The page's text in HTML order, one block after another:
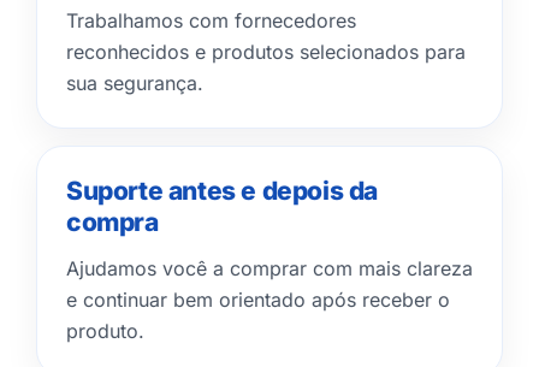
Trabalhamos com fornecedores
reconhecidos e produtos selecionados para
sua segurança.
Suporte antes e depois da
compra
Ajudamos você a comprar com mais clareza
e continuar bem orientado após receber o
produto.